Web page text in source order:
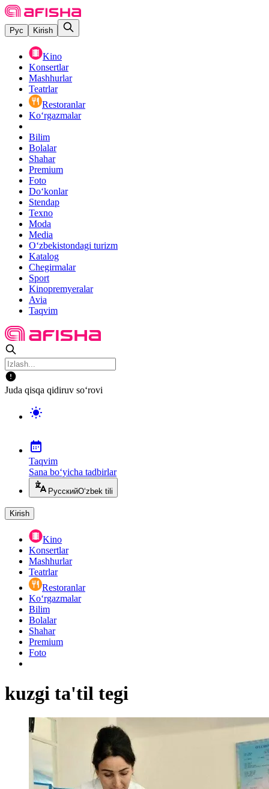
Рус Kirish
Kino
Konsertlar
Mashhurlar
Teatrlar
Restoranlar
Ko‘rgazmalar
Bilim
Bolalar
Shahar
Premium
Foto
Do‘konlar
Stendap
Texno
Moda
Media
O‘zbekistondagi turizm
Katalog
Chegirmalar
Sport
Kinopremyeralar
Avia
Taqvim
Juda qisqa qidiruv so‘rovi
Taqvim
Sana bo‘yicha tadbirlar
РусскийO‘zbek tili
Kirish
Kino
Konsertlar
Mashhurlar
Teatrlar
Restoranlar
Ko‘rgazmalar
Bilim
Bolalar
Shahar
Premium
Foto
kuzgi ta'til tegi